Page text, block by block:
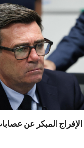
الإفراج المبكر عن